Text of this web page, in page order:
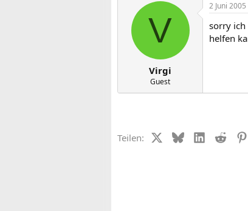
V
Virgi
Guest
2 Juni 2005
sorry ich
helfen
Teilen: X (Twitter)
BlueskyLinkedIn
Reddit